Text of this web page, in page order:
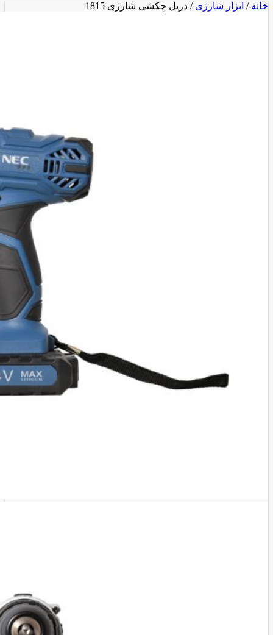
خانه / ابزار شارژی / دریل چکشی شارژی 1815